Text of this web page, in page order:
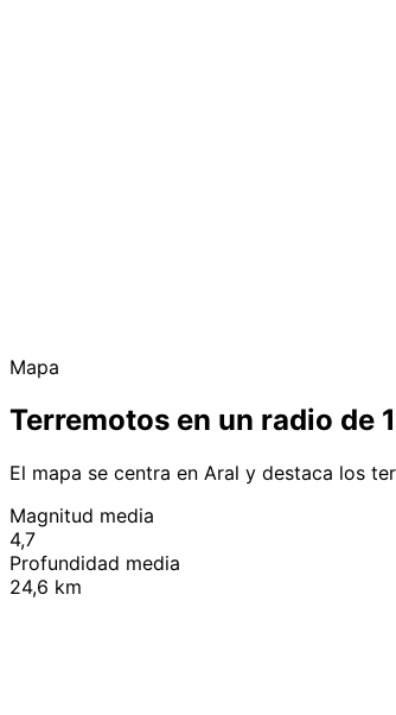
Mapa
Terremotos en un radio de
El mapa se centra en Aral y destaca los
Magnitud media
4,7
Profundidad media
24,6 km